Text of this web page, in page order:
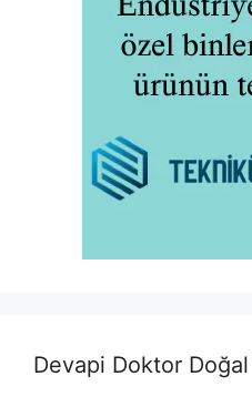
Devapi Doktor